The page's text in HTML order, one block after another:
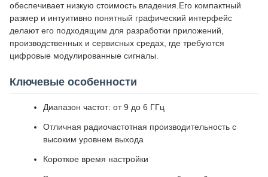
обеспечивает низкую стоимость владения.Его компактный
размер и интуитивно понятный графический интерфейс
делают его подходящим для разработки приложений,
производственных и сервисных средах, где требуются
цифровые модулированные сигналы.
Ключевые особенности
Диапазон частот: от 9 до 6 ГГц
Отличная радиочастотная производительность с
высоким уровнем выхода
Короткое время настройки